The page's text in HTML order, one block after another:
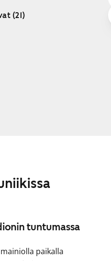
(21)
tuntumassa
paikalla